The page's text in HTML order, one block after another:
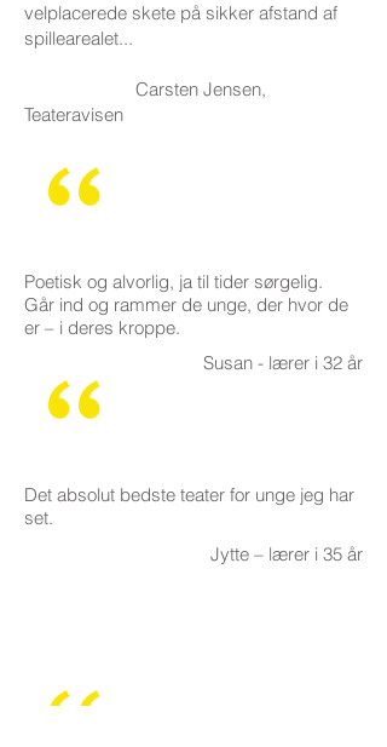
velplacerede skete på sikker afstand af
spillearealet...
Carsten Jensen,
Teateravisen
Poetisk og alvorlig, ja til tider sørgelig.
Går ind og rammer de unge, der hvor de
er – i deres kroppe.
Susan - lærer i 32 år
Det absolut bedste teater for unge jeg har
set.
Jytte – lærer i 35 år